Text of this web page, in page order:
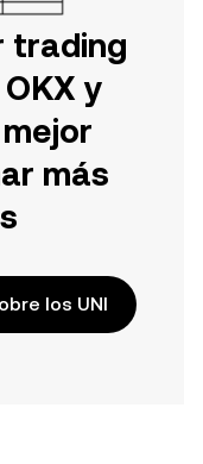
trading
y
más
los UNI